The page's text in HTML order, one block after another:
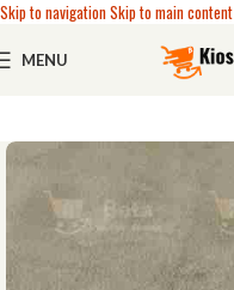
Skip to navigationSkip to main content
MENU